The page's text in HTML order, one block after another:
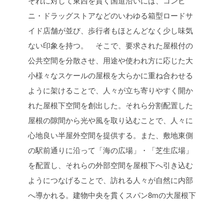
ニ・ドラッグストアなどのいわゆる箱型ロードサ
イド店舗が並び、歩行者もほとんどなく少し味気
ない印象を持つ。
そこで、要求された屋根付の
公共空間を分散させ、用途や使われ方に応じた大
小様々なスケールの屋根を大らかに重ね合わせる
ように架けることで、人々が立ち寄りやすく開か
れた屋根下空間を創出した。それら分割配置した
屋根の隙間から光や風を取り込むことで、人々に
心地良い半屋外空間を提供する。また、敷地東側
の駅前通りに沿って「海の広場」・「芝生広場」
を配置し、それらの外部空間を屋根下へ引き込む
ようにつなげることで、訪れる人々が自然に内部
へ導かれる。建物中央を貫くスパン8mの大屋根下